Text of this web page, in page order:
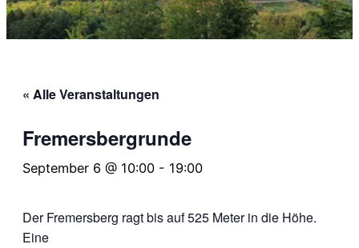
« Alle Veranstaltungen
Fre­mers­ber­grun­de
September 6 @ 10:00 - 19:00
Der Fre­mers­berg ragt bis auf 525 Meter in die Höhe.
Eine